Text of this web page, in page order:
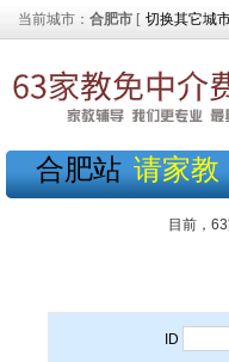
当前城市： 合肥市 [ 切换其它城
合肥站 请家教
目前，
ID